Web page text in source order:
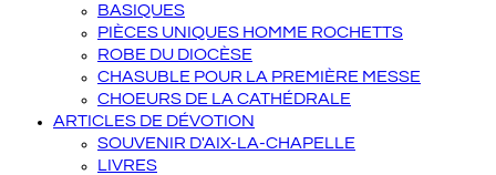
BASIQUES
PIÈCES UNIQUES HOMME ROCHETTS
ROBE DU DIOCÈSE
CHASUBLE POUR LA PREMIÈRE MESSE
CHOEURS DE LA CATHÉDRALE
ARTICLES DE DÉVOTION
SOUVENIR D'AIX-LA-CHAPELLE
LIVRES